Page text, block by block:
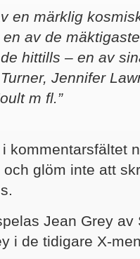
en märklig
av de
hittills – en av
Jennifer
m fl.”
kommentarsfältet
glöm inte att
Jean Grey av
i de tidigare X-